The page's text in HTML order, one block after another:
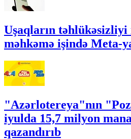
Uşaqların təhlükəsizliyi
məhkəmə işində Meta-
"Azərlotereya"nın
iyulda 15,7 milyon
qazandırıb